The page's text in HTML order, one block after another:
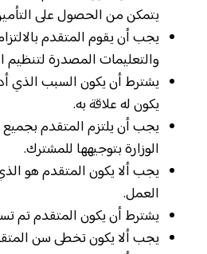
يتمكن من الحصول على
يجب أن يقوم المتقدم
والتعليمات المصدرة لتنظيم
يشترط أن يكون السبب الذي
يكون له علاقة به.
يجب أن يلتزم المتقدم بجميع
الوزارة بتوجيهها للمشترك.
يجب ألا يكون المتقدم هو
العمل.
يشترط أن يكون المتقدم تم
يجب ألا يكون تخطى سن